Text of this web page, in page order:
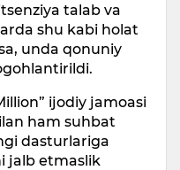
talab va
shu kabi holat
unda qonuniy
ijodiy jamoasi
ham suhbat
dasturlariga
jalb etmaslik